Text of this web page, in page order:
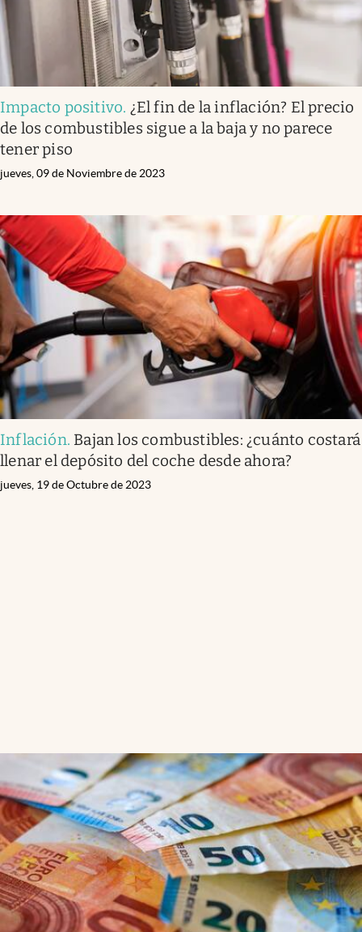
Impacto positivo. ¿El fin de la inflación? El precio
de los combustibles sigue a la baja y no parece
tener piso
jueves, 09 de Noviembre de 2023
Inflación. Bajan los combustibles: ¿cuánto costará
llenar el depósito del coche desde ahora?
jueves, 19 de Octubre de 2023